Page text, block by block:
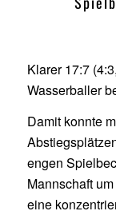
Klarer 17:7
Wasserballer
Damit konnte
engen
Mannschaft
eine